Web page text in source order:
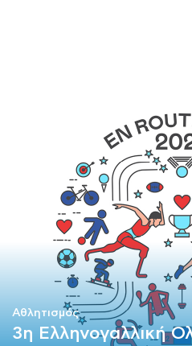
Αθλητισμός
3η Ελληνογαλλική